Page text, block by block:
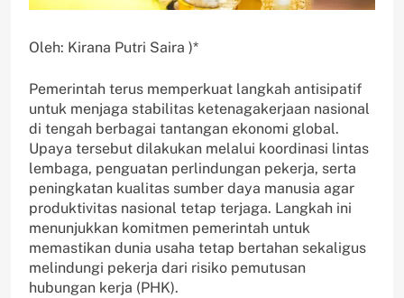
Oleh: Kirana Putri Saira )*
Pemerintah terus memperkuat langkah antisipatif
untuk menjaga stabilitas ketenagakerjaan nasional
di tengah berbagai tantangan ekonomi global.
Upaya tersebut dilakukan melalui koordinasi lintas
lembaga, penguatan perlindungan pekerja, serta
peningkatan kualitas sumber daya manusia agar
produktivitas nasional tetap terjaga. Langkah ini
menunjukkan komitmen pemerintah untuk
memastikan dunia usaha tetap bertahan sekaligus
melindungi pekerja dari risiko pemutusan
hubungan kerja (PHK).